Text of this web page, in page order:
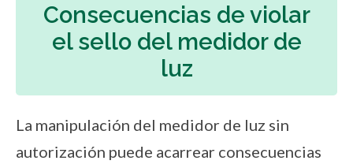
Consecuencias de violar
el sello del medidor de
luz
La manipulación del medidor de luz sin
autorización puede acarrear consecuencias